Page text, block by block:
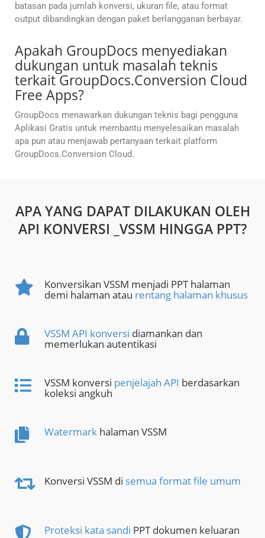
batasan pada jumlah konversi, ukuran file, atau format
output dibandingkan dengan paket berlangganan berbayar.
Apakah GroupDocs menyediakan
dukungan untuk masalah teknis
terkait GroupDocs.Conversion Cloud
Free Apps?
GroupDocs menawarkan dukungan teknis bagi pengguna
Aplikasi Gratis untuk membantu menyelesaikan masalah
apa pun atau menjawab pertanyaan terkait platform
GroupDocs.Conversion Cloud.
APA YANG DAPAT DILAKUKAN OLEH
API KONVERSI _VSSM HINGGA PPT?
Konversikan VSSM menjadi PPT halaman
demi halaman atau rentang halaman khusus
VSSM API konversi diamankan dan
memerlukan autentikasi
VSSM konversi penjelajah API berdasarkan
koleksi angkuh
Watermark halaman VSSM
Konversi VSSM di semua format file umum
Proteksi kata sandi PPT dokumen keluaran